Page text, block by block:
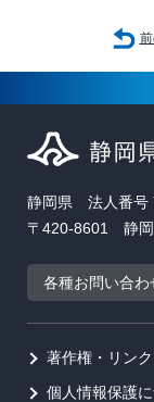
静岡県 法人番号
〒420-8601 静岡
各種お問い合わ
著作権・リン
個人情報保護